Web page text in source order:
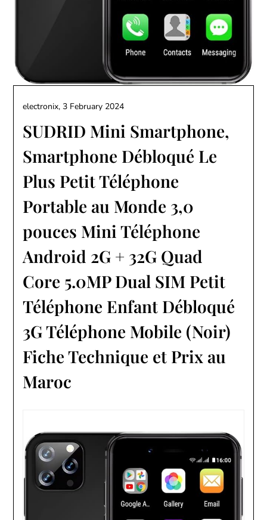
SUDRID Mini Smartphone,
Smartphone Débloqué Le
Plus Petit Téléphone
Portable au Monde 3,0
pouces Mini Téléphone
Android 2G + 32G Quad
Core 5.0MP Dual SIM Petit
Téléphone Enfant Débloqué
3G Téléphone Mobile (Noir)
Fiche Technique et Prix au
Maroc
electronix,3 February 2024